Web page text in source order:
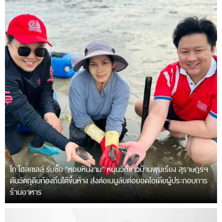
โก โฮลเซลล์ รับซื้อ “หอยหินงาม” หนุนวิถีชาวบ้านพุมเรียง สุราษฎร์ฯ
ดันวัตถุดิบท้องถิ่นใต้ขึ้นห้าง ส่งต่อเมนูลับต่อยอดไอเดียผู้ประกอบการ
ร้านอาหาร